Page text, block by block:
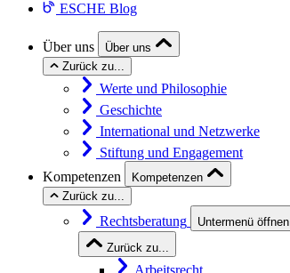
ESCHE Blog
Über uns
Über uns
Zurück zu...
Werte und Philosophie
Geschichte
International und Netzwerke
Stiftung und Engagement
Kompetenzen
Kompetenzen
Zurück zu...
Rechtsberatung
Untermenü öffnen
Zurück zu...
Arbeitsrecht